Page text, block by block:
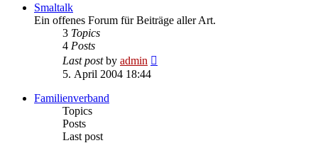
Smaltalk
Ein offenes Forum für Beiträge aller Art.
3 Topics
4 Posts
Last postby admin
5. April 2004 18:44
Familienverband
Topics
Posts
Last post